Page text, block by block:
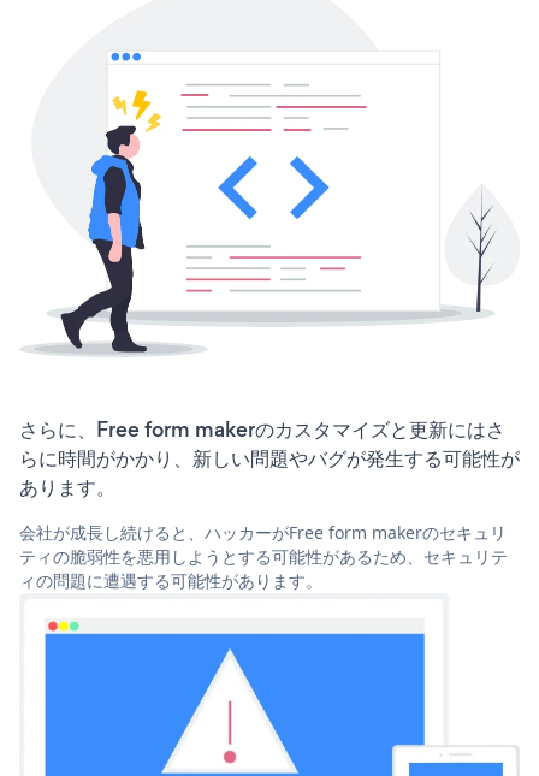
さらに、Free form makerのカスタマイズと更新にはさ
らに時間がかかり、新しい問題やバグが発生する可能性が
あります。
会社が成長し続けると、ハッカーがFree form makerのセキュリ
ティの脆弱性を悪用しようとする可能性があるため、セキュリテ
ィの問題に遭遇する可能性があります。